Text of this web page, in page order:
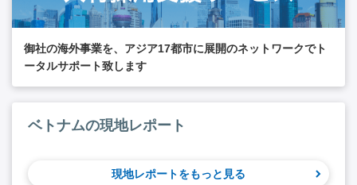
御社の海外事業を、アジア17都市に展開のネットワークでト
ータルサポート致します
ベトナムの現地レポート
現地レポートをもっと見る